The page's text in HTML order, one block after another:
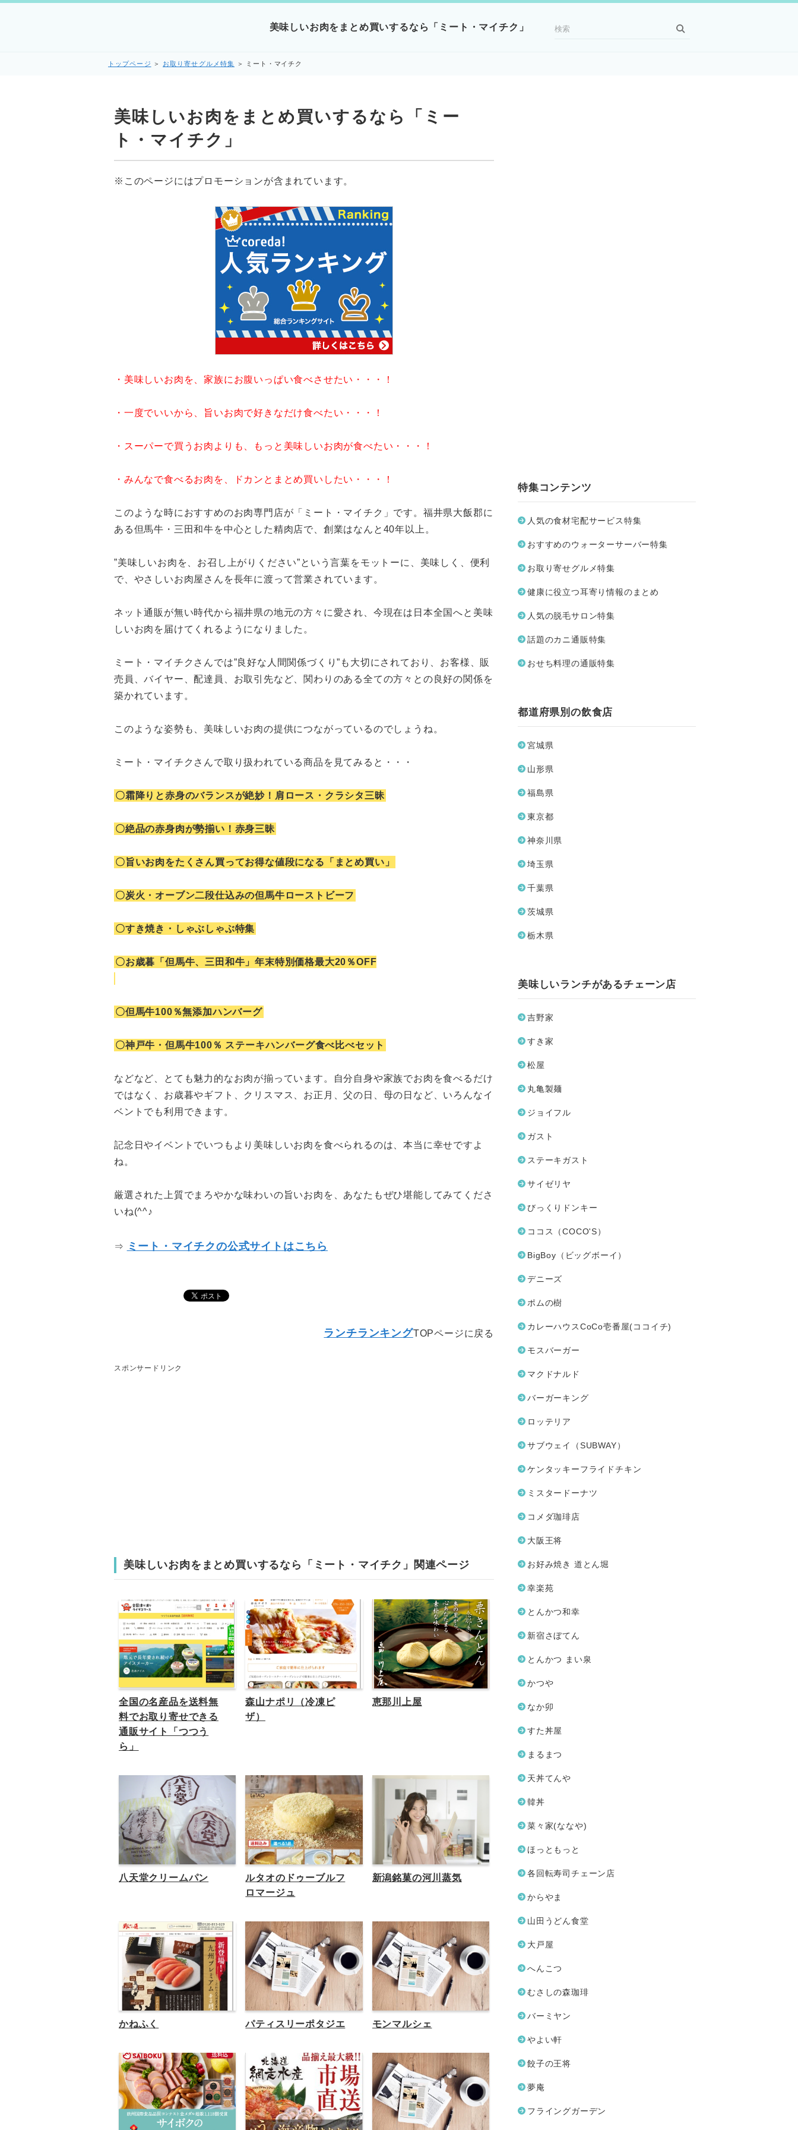
美味しいお肉をまとめ買いするなら「ミート・マイチク」
トップページ ＞ お取り寄せグルメ特集 ＞ ミート・マイチク
美味しいお肉をまとめ買いするなら「ミー
ト・マイチク」
※このページにはプロモーションが含まれています。
・美味しいお肉を、家族にお腹いっぱい食べさせたい・・・！
・一度でいいから、旨いお肉で好きなだけ食べたい・・・！
・スーパーで買うお肉よりも、もっと美味しいお肉が食べたい・・・！
・みんなで食べるお肉を、ドカンとまとめ買いしたい・・・！
このような時におすすめのお肉専門店が「ミート・マイチク」です。福井県大飯郡に
ある但馬牛・三田和牛を中心とした精肉店で、創業はなんと40年以上。
”美味しいお肉を、お召し上がりください”という言葉をモットーに、美味しく、便利
で、やさしいお肉屋さんを長年に渡って営業されています。
ネット通販が無い時代から福井県の地元の方々に愛され、今現在は日本全国へと美味
しいお肉を届けてくれるようになりました。
ミート・マイチクさんでは”良好な人間関係づくり”も大切にされており、お客様、販
売員、バイヤー、配達員、お取引先など、関わりのある全ての方々との良好の関係を
築かれています。
このような姿勢も、美味しいお肉の提供につながっているのでしょうね。
ミート・マイチクさんで取り扱われている商品を見てみると・・・
〇霜降りと赤身のバランスが絶妙！肩ロース・クラシタ三昧
〇絶品の赤身肉が勢揃い！赤身三昧
〇旨いお肉をたくさん買ってお得な値段になる「まとめ買い」
〇炭火・オーブン二段仕込みの但馬牛ローストビーフ
〇すき焼き・しゃぶしゃぶ特集
〇お歳暮「但馬牛、三田和牛」年末特別価格最大20％OFF
〇但馬牛100％無添加ハンバーグ
〇神戸牛・但馬牛100％ ステーキハンバーグ食べ比べセット
などなど、とても魅力的なお肉が揃っています。自分自身や家族でお肉を食べるだけ
ではなく、お歳暮やギフト、クリスマス、お正月、父の日、母の日など、いろんなイ
ベントでも利用できます。
記念日やイベントでいつもより美味しいお肉を食べられるのは、本当に幸せですよ
ね。
厳選された上質でまろやかな味わいの旨いお肉を、あなたもぜひ堪能してみてくださ
いね(^^♪
⇒ ミート・マイチクの公式サイトはこちら
ランチランキングTOPページに戻る
スポンサードリンク
美味しいお肉をまとめ買いするなら「ミート・マイチク」関連ページ
全国の名産品を送料無
料でお取り寄せできる
通販サイト「つつう
ら」
森山ナポリ（冷凍ピ
ザ）
恵那川上屋
八天堂クリームパン
ルタオのドゥーブルフ
ロマージュ
新潟銘菓の河川蒸気
かねふく パティスリーポタジエ モンマルシェ
特集コンテンツ
人気の食材宅配サービス特集
おすすめのウォーターサーバー特集
お取り寄せグルメ特集
健康に役立つ耳寄り情報のまとめ
人気の脱毛サロン特集
話題のカニ通販特集
おせち料理の通販特集
都道府県別の飲食店
宮城県
山形県
福島県
東京都
神奈川県
埼玉県
千葉県
茨城県
栃木県
美味しいランチがあるチェーン店
吉野家
すき家
松屋
丸亀製麺
ジョイフル
ガスト
ステーキガスト
サイゼリヤ
びっくりドンキー
ココス（COCO'S）
BigBoy（ビッグボーイ）
デニーズ
ポムの樹
カレーハウスCoCo壱番屋(ココイチ)
モスバーガー
マクドナルド
バーガーキング
ロッテリア
サブウェイ（SUBWAY）
ケンタッキーフライドチキン
ミスタードーナツ
コメダ珈琲店
大阪王将
お好み焼き 道とん堀
幸楽苑
とんかつ和幸
新宿さぼてん
とんかつ まい泉
かつや
なか卯
すた丼屋
まるまつ
天丼てんや
韓丼
菜々家(ななや)
ほっともっと
各回転寿司チェーン店
からやま
山田うどん食堂
大戸屋
へんこつ
むさしの森珈琲
バーミヤン
やよい軒
餃子の王将
夢庵
フライングガーデン